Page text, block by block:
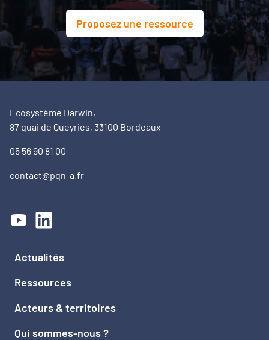
Proposez une ressource
Ecosystème Darwin,
87 quai de Queyries, 33100 Bordeaux
05 56 90 81 00
contact@pqn-a.fr
Actualités
Ressources
Acteurs & territoires
Qui sommes-nous ?